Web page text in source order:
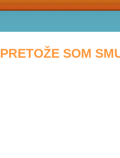
PRETOŽE SOM